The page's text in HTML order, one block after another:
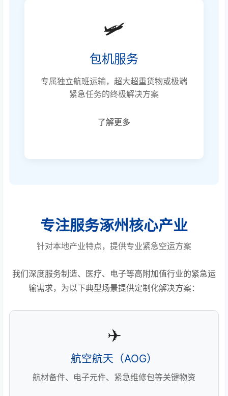
🛩️
包机服务
专属独立航班运输，超大超重货物或极端
紧急任务的终极解决方案
了解更多
专注服务涿州核心产业
针对本地产业特点，提供专业紧急空运方案
我们深度服务制造、医疗、电子等高附加值行业的紧急运
输需求，为以下典型场景提供定制化解决方案：
✈️
航空航天（AOG）
航材备件、电子元件、紧急维修包等关键物资